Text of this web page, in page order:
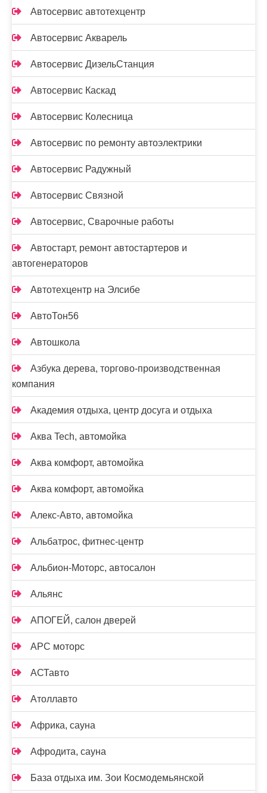
Автосервис автотехцентр
Автосервис Акварель
Автосервис ДизельСтанция
Автосервис Каскад
Автосервис Колесница
Автосервис по ремонту автоэлектрики
Автосервис Радужный
Автосервис Связной
Автосервис, Сварочные работы
Автостарт, ремонт автостартеров и
автогенераторов
Автотехцентр на Элсибе
АвтоТон56
Автошкола
Азбука дерева, торгово-производственная
компания
Академия отдыха, центр досуга и отдыха
Аква Tech, автомойка
Аква комфорт, автомойка
Аква комфорт, автомойка
Алекс-Авто, автомойка
Альбатрос, фитнес-центр
Альбион-Моторс, автосалон
Альянс
АПОГЕЙ, салон дверей
АРС моторс
АСТавто
Атоллавто
Африка, сауна
Афродита, сауна
База отдыха им. Зои Космодемьянской